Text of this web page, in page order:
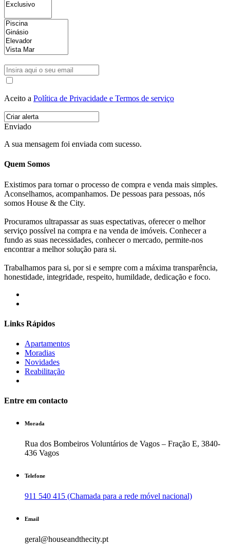
Aceito a Política de Privacidade e Termos de serviço
Enviado
A sua mensagem foi enviada com sucesso.
Quem Somos
Existimos para tornar o processo de compra e venda mais simples.
Aconselhamos, acompanhamos. De pessoas para pessoas, nós
somos House & the City.
Procuramos ultrapassar as suas espectativas, oferecer o melhor
serviço possível na compra e na venda de imóveis. Conhecer a
fundo as suas necessidades, conhecer o mercado, permite-nos
encontrar a melhor solução para si.
Trabalhamos para si, por si e sempre com a máxima transparência,
honestidade, integridade, respeito, humildade, dedicação e foco.
Links Rápidos
Apartamentos
Moradias
Novidades
Reabilitação
Entre em contacto
Morada
Rua dos Bombeiros Voluntários de Vagos – Fração E, 3840-
436 Vagos
Telefone
911 540 415 (Chamada para a rede móvel nacional)
Email
geral@houseandthecity.pt